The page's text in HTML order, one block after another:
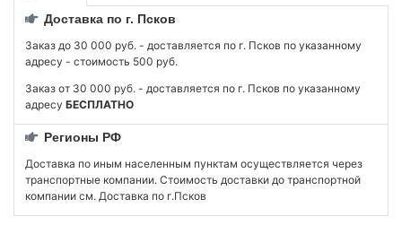
Доставка по г. Псков
Заказ до 30 000 руб. - доставляется по г. Псков по указанному
адресу - стоимость 500 руб.
Заказ от 30 000 руб. - доставляется по г. Псков по указанному
адресу БЕСПЛАТНО
Регионы РФ
Доставка по иным населенным пунктам осуществляется через
транспортные компании. Стоимость доставки до транспортной
компании см. Доставка по г.Псков